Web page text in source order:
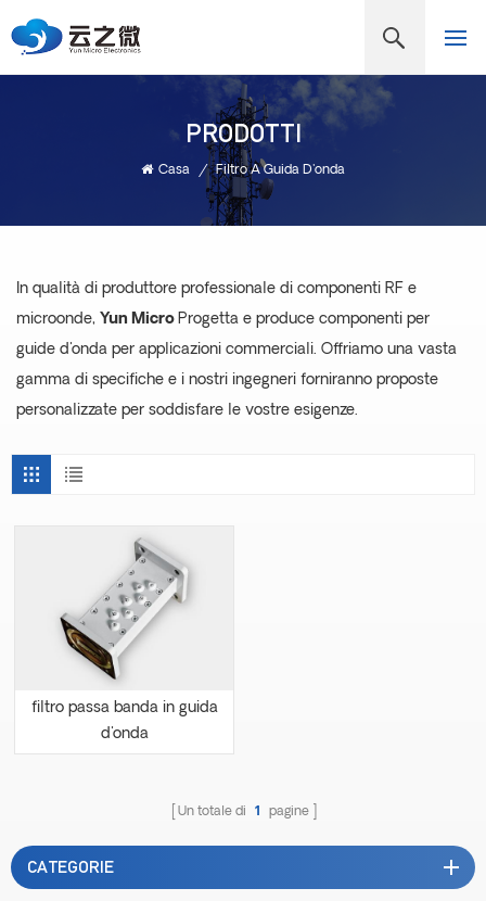
PRODOTTI
Casa / Filtro A Guida D'onda
In qualità di produttore professionale di componenti RF e
microonde, Yun Micro Progetta e produce componenti per
guide d'onda per applicazioni commerciali. Offriamo una vasta
gamma di specifiche e i nostri ingegneri forniranno proposte
personalizzate per soddisfare le vostre esigenze.
filtro passa banda in guida
d'onda
Un totale di 1 pagine
CATEGORIE